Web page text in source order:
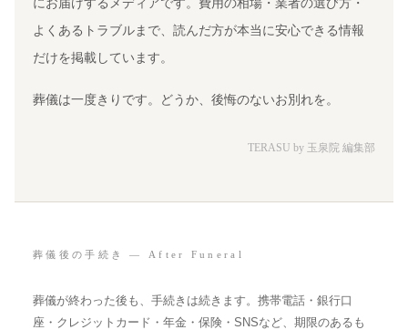
よくあるトラブルまで、読んだ方が本当に安心できる情報
だけを掲載しています。
葬儀は一度きりです。どうか、後悔のないお別れを。
TERASU by 玉泉院 編集部
葬儀後の手続き — After Funeral
葬儀が終わった後も、手続きは続きます。携帯電話・銀行口
座・クレジットカード・年金・保険・SNSなど、期限のあるも